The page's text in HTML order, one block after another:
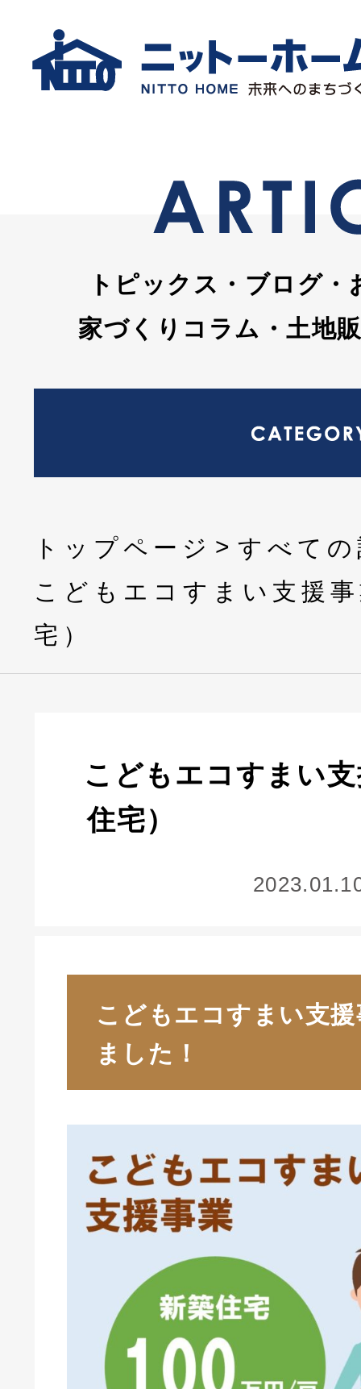
トピックス・ブログ・
家づくりコラム・土地
トップページ
すべて
こどもエコすまい支援
宅
こどもエコすまい
住
こどもエコすまい支
ました！